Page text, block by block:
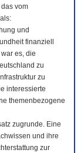
vom
und
finanziell
es, die
zu
zu
interessierte
themenbezogene
zugrunde. Eine
und ihre
zur